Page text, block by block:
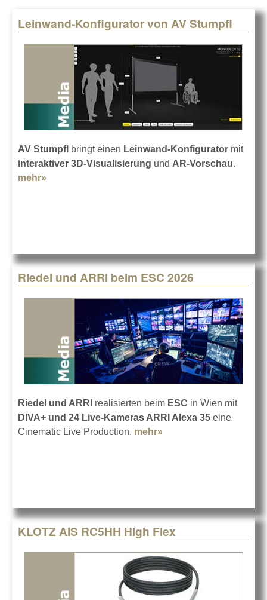
Leinwand-Konfigurator von AV Stumpfl
AV Stumpfl bringt einen Leinwand-Konfigurator mit
interaktiver 3D-Visualisierung und AR-Vorschau.
mehr»
Riedel und ARRI beim ESC 2026
Riedel und ARRI realisierten beim ESC in Wien mit
DIVA+ und 24 Live-Kameras ARRI Alexa 35 eine
Cinematic Live Production. mehr»
KLOTZ AIS RC5HH High Flex
Pages